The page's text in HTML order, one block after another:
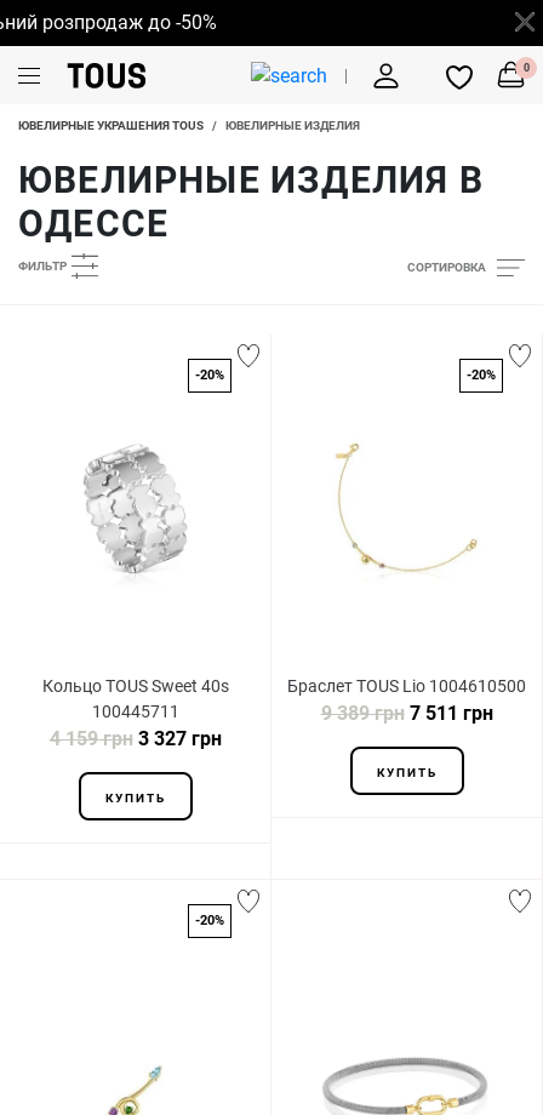
до -50%
0
ЮВЕЛИРНЫЕ УКРАШЕНИЯ TOUS / ЮВЕЛИРНЫЕ ИЗДЕЛИЯ
ЮВЕЛИРНЫЕ ИЗДЕЛИЯ В
ОДЕССЕ
СОРТИРОВКА
ФИЛЬТР
-20%
Кольцо TOUS Sweet 40s
100445711
4 159 грн3 327 грн
КУПИТЬ
-20%
Браслет TOUS Lio 1004610500
9 389 грн7 511 грн
КУПИТЬ
-20%